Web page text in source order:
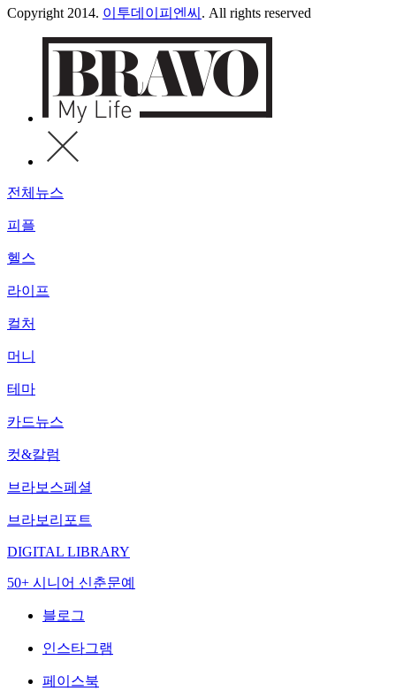
Copyright 2014. 이투데이피엔씨 . All rights reserved
전체뉴스
피플
헬스
라이프
컬처
머니
테마
카드뉴스
컷&칼럼
브라보스페셜
브라보리포트
DIGITAL LIBRARY
50+ 시니어 신춘문예
블로그
인스타그램
페이스북